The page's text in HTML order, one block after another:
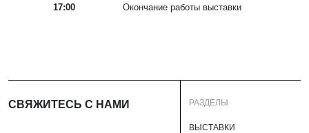
17:00 Окончание работы выставки
СВЯЖИТЕСЬ С НАМИ РАЗДЕЛЫ
ВЫСТАВКИ